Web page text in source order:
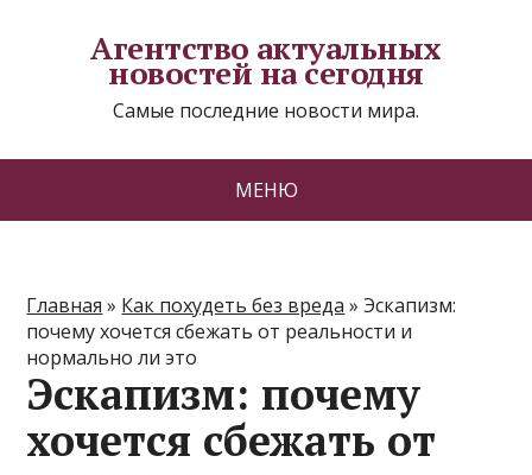
Агентство актуальных
новостей на сегодня
Самые последние новости мира.
МЕНЮ
Главная » Как похудеть без вреда »Эскапизм:
почему хочется сбежать от реальности и
нормально ли это
Эскапизм: почему
хочется сбежать от